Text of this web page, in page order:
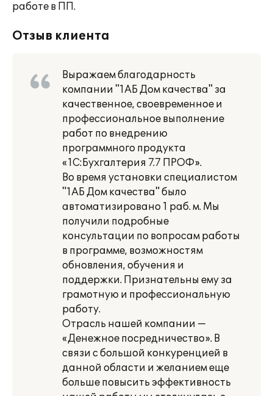
работе в ПП.
Отзыв клиента
Выражаем благодарность
компании "1АБ Дом качества" за
качественное, своевременное и
профессиональное выполнение
работ по внедрению
программного продукта
«1С:Бухгалтерия 7.7 ПРОФ».
Во время установки специалистом
"1АБ Дом качества" было
автоматизировано 1 раб. м. Мы
получили подробные
консультации по вопросам работы
в программе, возможностям
обновления, обучения и
поддержки. Признательны ему за
грамотную и профессиональную
работу.
Отрасль нашей компании —
«Денежное посредничество». В
связи с большой конкуренцией в
данной области и желанием еще
больше повысить эффективность